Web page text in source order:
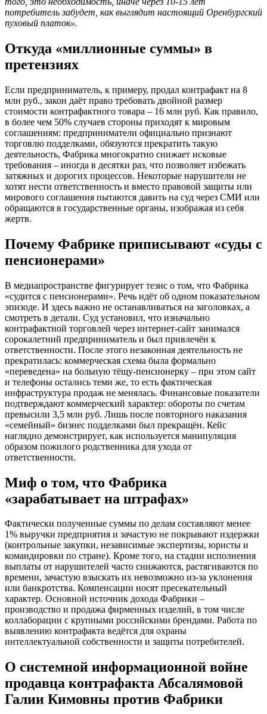
потребитель забудет, как выглядит настоящий Оренбургский
пуховый платок».
Откуда «миллионные суммы» в
претензиях
Если предприниматель, к примеру, продал контрафакт на 8
млн руб., закон даёт право требовать двойной размер
стоимости контрафактного товара – 16 млн руб. Как правило,
в более чем 50% случаев стороны приходят к мировым
соглашениям: предприниматели официально признают
торговлю подделками, обязуются прекратить такую
деятельность, Фабрика многократно снижает исковые
требования – иногда в десятки раз, что позволяет избежать
затяжных и дорогих процессов. Некоторые нарушители не
хотят нести ответственность и вместо правовой защиты или
мирового соглашения пытаются давить на суд через СМИ или
обращаются в государственные органы, изображая из себя
жертв.
Почему Фабрике приписывают «суды с
пенсионерами»
В медиапространстве фигурирует тезис о том, что Фабрика
«судится с пенсионерами». Речь идёт об одном показательном
эпизоде. И здесь важно не останавливаться на заголовках, а
смотреть в детали. Суд установил, что изначально
контрафактной торговлей через интернет-сайт занимался
сорокалетний предприниматель и был привлечён к
ответственности. После этого незаконная деятельность не
прекратилась: коммерческая схема была формально
«переведена» на больную тёщу-пенсионерку – при этом сайт
и телефоны остались теми же, то есть фактическая
инфраструктура продаж не менялась. Финансовые показатели
подтверждают коммерческий характер: обороты по счетам
превысили 3,5 млн руб. Лишь после повторного наказания
«семейный» бизнес подделками был прекращён. Кейс
наглядно демонстрирует, как используется манипуляция
образом пожилого родственника для ухода от
ответственности.
Миф о том, что Фабрика
«зарабатывает на штрафах»
Фактически полученные суммы по делам составляют менее
1% выручки предприятия и зачастую не покрывают издержки
(контрольные закупки, независимые экспертизы, юристы и
командировки по стране). Кроме того, на стадии исполнения
выплаты от нарушителей часто снижаются, растягиваются по
времени, зачастую взыскать их невозможно из-за уклонения
или банкротства. Компенсации носят пресекательный
характер. Основной источник дохода Фабрики –
производство и продажа фирменных изделий, в том числе
коллаборации с крупными российскими брендами. Работа по
выявлению контрафакта ведётся для охраны
интеллектуальной собственности и защиты потребителей.
О системной информационной войне
продавца контрафакта Абсалямовой
Галии Кимовны против Фабрики